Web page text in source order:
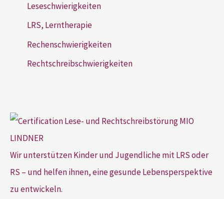
Leseschwierigkeiten
LRS, Lerntherapie
Rechenschwierigkeiten
Rechtschreibschwierigkeiten
Wir unterstützen Kinder und Jugendliche mit LRS oder
RS – und helfen ihnen, eine gesunde Lebensperspektive
zu entwickeln.